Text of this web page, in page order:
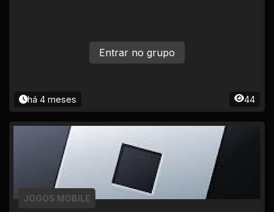
há 4 meses 44
Entrar no grupo
JOGOS MOBILE